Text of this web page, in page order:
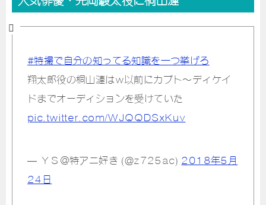
#特撮で自分の知ってる知識を一つ挙げろ
翔太郎役の桐山漣はw以前にカブト～ディケイ
ドまでオーディションを受けていた
pic.twitter.com/WJQQDSxKuv
— ＹＳ＠特アニ好き (@z725ac) 2018年5月
24日